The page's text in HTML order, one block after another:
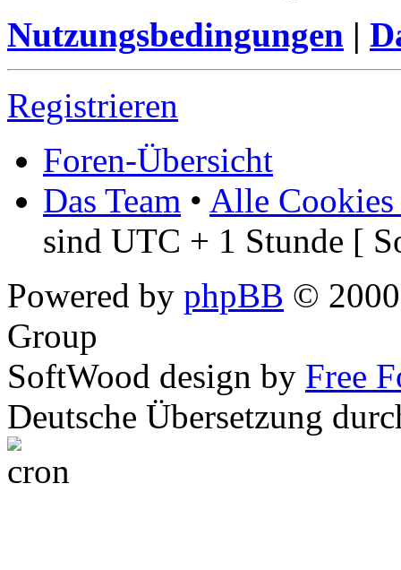
Nutzungsbedingungen |
Registrieren
Foren-Übersicht
Das Team • Alle Cookies
sind UTC + 1 Stunde [
Powered by phpBB ©
Group
SoftWood design by Free
Deutsche Übersetzung